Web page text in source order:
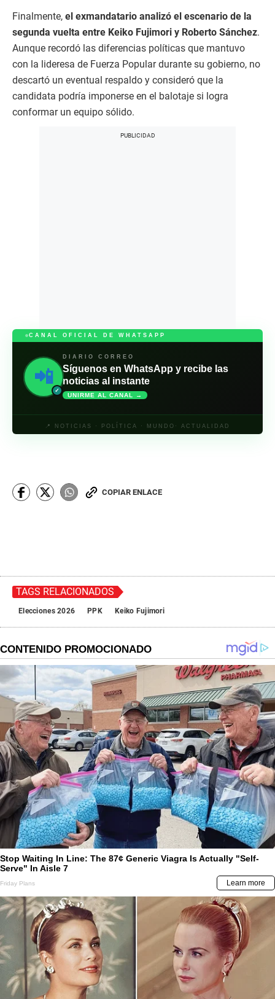
Finalmente, el exmandatario analizó el escenario de la
segunda vuelta entre Keiko Fujimori y Roberto Sánchez.
Aunque recordó las diferencias políticas que mantuvo
con la lideresa de Fuerza Popular durante su gobierno, no
descartó un eventual respaldo y consideró que la
candidata podría imponerse en el balotaje si logra
conformar un equipo sólido.
CANAL OFICIAL DE WHATSAPP
📲
✓
DIARIO CORREO
Síguenos en WhatsApp y recibe las
noticias al instante
UNIRME AL CANAL →
📍 NOTICIAS · POLÍTICA · MUNDO· ACTUALIDAD
COPIAR ENLACE
TAGS RELACIONADOS
Elecciones 2026 PPK Keiko Fujimori